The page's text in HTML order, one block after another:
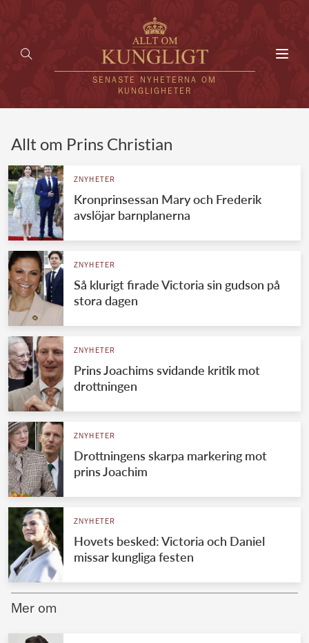
SENASTE NYHETERNA OM
KUNGLIGHETER
UTLÄNDSKT
VÄRLDENS KUNGAHUS
Svenska kungahuset
Brittiska kungahuset
Danska kungahuset
Jordanska kungahuset
Luxemburgska storhertighuset
Japanska kejsarhuset
Thailändska kungahuset
Marockanska kungahuset
Allt om Prins Christian
ZNYHETER
Kronprinsessan Mary och Frederik
avslöjar barnplanerna
ZNYHETER
Så klurigt firade Victoria sin gudson på
stora dagen
ZNYHETER
Prins Joachims svidande kritik mot
drottningen
ZNYHETER
Drottningens skarpa markering mot
prins Joachim
ZNYHETER
Hovets besked: Victoria och Daniel
missar kungliga festen
Mer om